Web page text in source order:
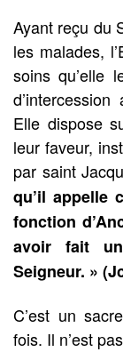
Ayant reçu du
les malades,
soins qu’elle
Elle dispose
leur faveur,
par saint
qu’il appelle
fonction
avoir fait
Seigneur. »
C’est un
fois. Il n’est